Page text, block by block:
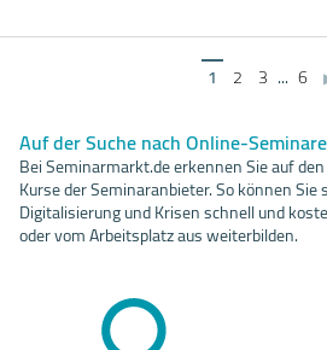
1 2 3 ... 6
Auf der Suche nach Online-
Bei Seminarmarkt.de erkennen Sie auf
Kurse der Seminaranbieter. So können
Digitalisierung und Krisen schnell und
oder vom Arbeitsplatz aus weiterbilden.